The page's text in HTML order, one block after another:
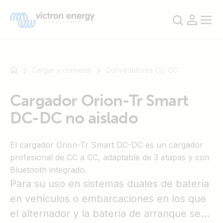
Por
ejemplo,
Multiplus-
Orion
SmartShunt
Cargar y convertir Convertidores CC-CC
Cargador Orion-Tr Smart
DC-DC no aislado
El cargador Orion-Tr Smart DC-DC es un cargador
profesional de CC a CC, adaptable de 3 etapas y con
Bluetooth integrado.
Para su uso en sistemas duales de batería
en vehículos o embarcaciones en los que
el alternador y la batería de arranque se